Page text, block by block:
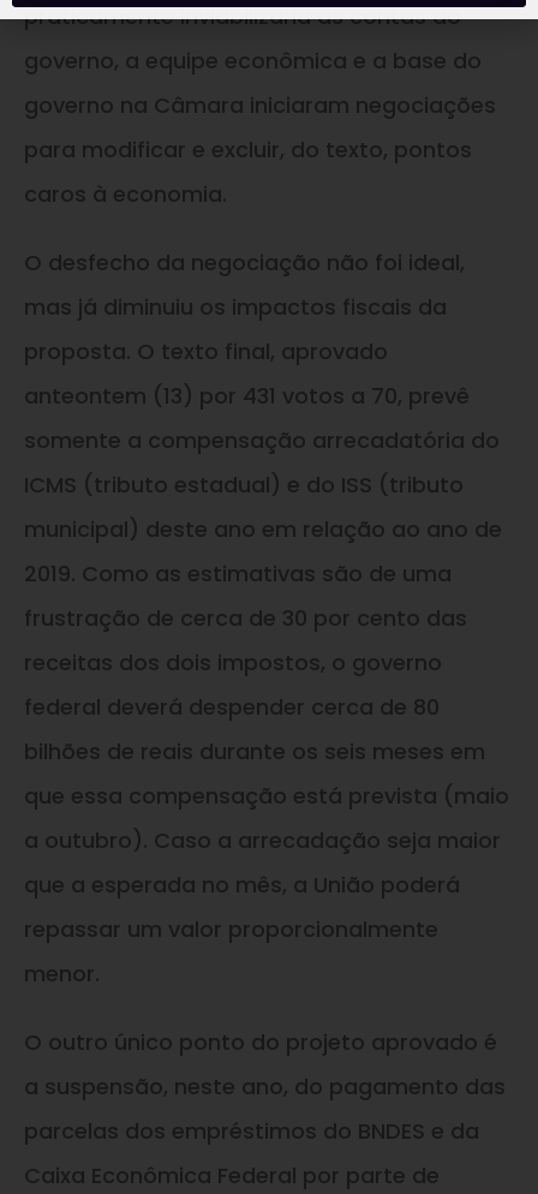
praticamente inviabilizaria as contas do
governo, a equipe econômica e a base do
governo na Câmara iniciaram negociações
para modificar e excluir, do texto, pontos
caros à economia.
O desfecho da negociação não foi ideal,
mas já diminuiu os impactos fiscais da
proposta. O texto final, aprovado
anteontem (13) por 431 votos a 70, prevê
somente a compensação arrecadatória do
ICMS (tributo estadual) e do ISS (tributo
municipal) deste ano em relação ao ano de
2019. Como as estimativas são de uma
frustração de cerca de 30 por cento das
receitas dos dois impostos, o governo
federal deverá despender cerca de 80
bilhões de reais durante os seis meses em
que essa compensação está prevista (maio
a outubro). Caso a arrecadação seja maior
que a esperada no mês, a União poderá
repassar um valor proporcionalmente
menor.
O outro único ponto do projeto aprovado é
a suspensão, neste ano, do pagamento das
parcelas dos empréstimos do BNDES e da
Caixa Econômica Federal por parte de